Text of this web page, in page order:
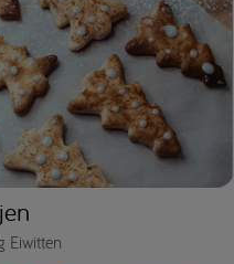
Eiwitten